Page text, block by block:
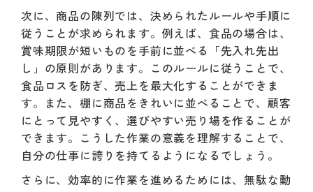
次に、商品の陳列では、決められたルールや手順に
従うことが求められます。例えば、食品の場合は、
賞味期限が短いものを手前に並べる「先入れ先出
し」の原則があります。このルールに従うことで、
食品ロスを防ぎ、売上を最大化することができま
す。また、棚に商品をきれいに並べることで、顧客
にとって見やすく、選びやすい売り場を作ることが
できます。こうした作業の意義を理解することで、
自分の仕事に誇りを持てるようになるでしょう。
さらに、効率的に作業を進めるためには、無駄な動